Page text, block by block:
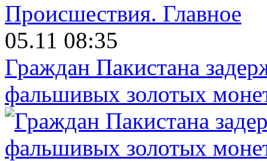
Происшествия. Главное
05.11 08:35
Граждан Пакистана
фальшивых золотых